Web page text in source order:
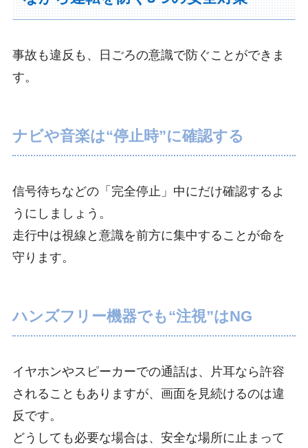
事故も違反も、日ごろの意識で防ぐことができま
す。
ナビや音楽は“停止時”に確認する
信号待ちなどの「完全停止」中にだけ確認するよ
うにしましょう。
走行中は視線と意識を前方に集中することが命を
守ります。
ハンズフリー機器でも“注視”はNG
イヤホンやスピーカーでの通話は、片耳なら許容
されることもありますが、画面を見続けるのは違
反です。
どうしても必要な場合は、安全な場所に止まって